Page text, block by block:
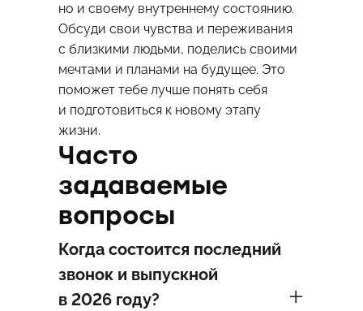
но и своему внутреннему состоянию.
Обсуди свои чувства и переживания
с близкими людьми, поделись своими
мечтами и планами на будущее. Это
поможет тебе лучше понять себя
и подготовиться к новому этапу
жизни.
Часто
задаваемые
вопросы
Когда состоится последний
звонок и выпускной
в 2026 году?